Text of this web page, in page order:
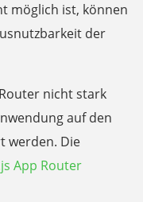
möglich ist, können
der
nicht stark
auf den
werden. Die
App Router